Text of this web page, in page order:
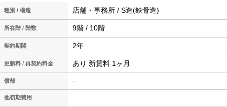
種別 / 構造 店舗・事務所 / S造(鉄骨造)
所在階 / 階数 9階 / 10階
契約期間 2年
更新料 / 再契約料金 あり 新賃料 1ヶ月
償却 -
他初期費用